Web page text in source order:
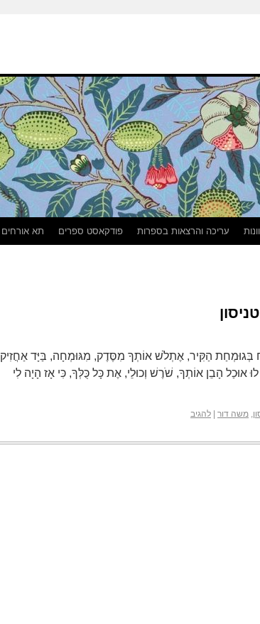
עריכה והרצאות בספרות פודקאסט ספרים תא אורחים
הַקִּיר, אֶתְלֹשׁ אוֹתְךָ מִסֶּדֶק, מִגּוּמְחָה, בַּיָּד אַחֲזִיק
אוּכַל הָבֵן אוֹתְךָ, שֹׁרֶשׁ וְכוּלֵי, אֶת כָּל כֻּלְּךָ, כִּי אָז הָיָה לִי
, משה דור להגיב